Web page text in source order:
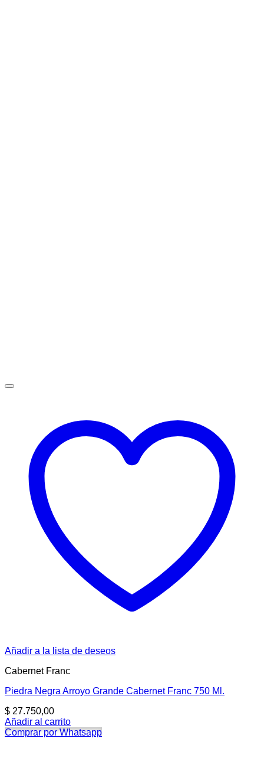
Añadir a la lista de deseos
Cabernet Franc
Piedra Negra Arroyo Grande Cabernet Franc 750 Ml.
$ 27.750,00
Añadir al carrito
Comprar por Whatsapp